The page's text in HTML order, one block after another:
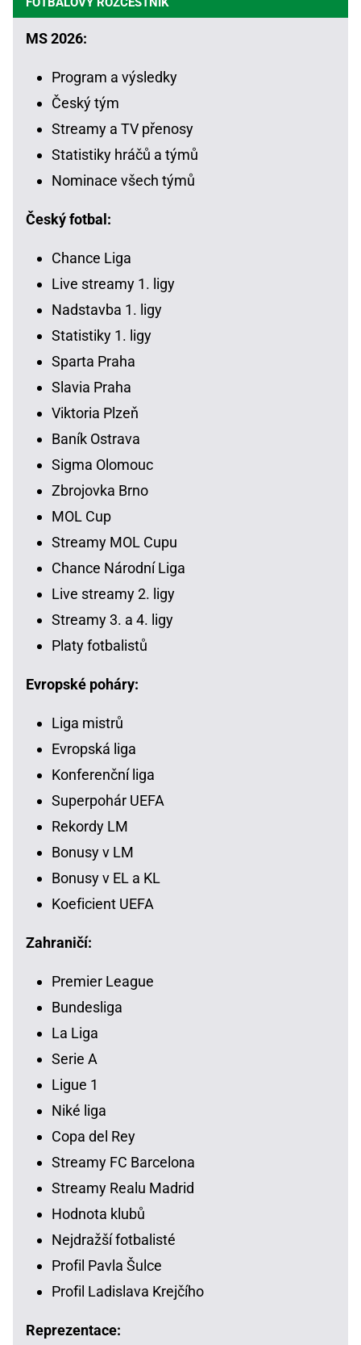
MS 2026:
Program a výsledky
Český tým
Streamy a TV přenosy
Statistiky hráčů a týmů
Nominace všech týmů
Český fotbal:
Chance Liga
Live streamy 1. ligy
Nadstavba 1. ligy
Statistiky 1. ligy
Sparta Praha
Slavia Praha
Viktoria Plzeň
Baník Ostrava
Sigma Olomouc
Zbrojovka Brno
MOL Cup
Streamy MOL Cupu
Chance Národní Liga
Live streamy 2. ligy
Streamy 3. a 4. ligy
Platy fotbalistů
Evropské poháry:
Liga mistrů
Evropská liga
Konferenční liga
Superpohár UEFA
Rekordy LM
Bonusy v LM
Bonusy v EL a KL
Koeficient UEFA
Zahraničí:
Premier League
Bundesliga
La Liga
Serie A
Ligue 1
Niké liga
Copa del Rey
Streamy FC Barcelona
Streamy Realu Madrid
Hodnota klubů
Nejdražší fotbalisté
Profil Pavla Šulce
Profil Ladislava Krejčího
Reprezentace: